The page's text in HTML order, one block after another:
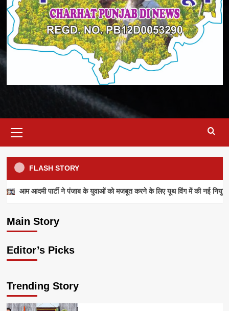
Menu
FLASH STORY
आम आदमी पार्टी ने पंजाब के युवाओं को मजबूत करने के लिए यूथ विंग में की नई
Main Story
आम आदमी पार्टी ने पंजाब के युवाओं को मजबूत करने के
admin July 28, 2026
Editor’s Picks
Trending Story